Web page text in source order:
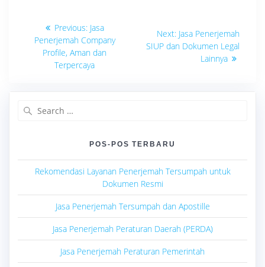
Navigasi
pos
Previous: Previous
post:
Jasa
Penerjemah Company
Profile, Aman dan
Terpercaya
Next: Next
post:
Jasa Penerjemah
SIUP dan Dokumen Legal
Lainnya
POS-POS TERBARU
Rekomendasi Layanan Penerjemah Tersumpah untuk
Dokumen Resmi
Jasa Penerjemah Tersumpah dan Apostille
Jasa Penerjemah Peraturan Daerah (PERDA)
Jasa Penerjemah Peraturan Pemerintah